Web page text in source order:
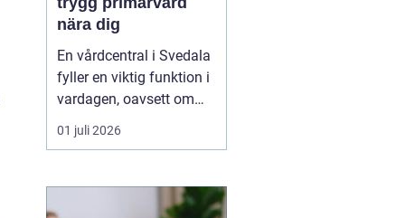
nära dig
En vårdcentral i Svedala
fyller en viktig funktion i
vardagen, oavsett om
det handlar om akuta
infektioner, långvariga
kring barnhälsa och
graviditet. När vården
01 juli 2026